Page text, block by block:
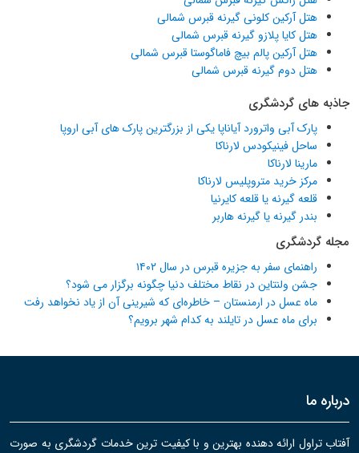
هتل آرکین کلونی گیرنه قبرس شمالی
هتل کایا پلازو گیرنه قبرس شمالی
هتل آرکین پالم بیچ فاماگوستا قبرس شمالی
هتل دوم گیرنه قبرس شمالی
جاذبه های گردشگری
پارک آبی واترورد آیاناپا یکی از بزرگترین پارک های آبی اروپا
ساحل فینیکودس لارناکا
مارینا لارناکا
مرکز خرید متروپلیس لارناکا
قلعه گیرنه یا قلعه کایرنیا
بندر گیرنه یا گیرنه هاربر
مجله گردشگری
راهنمای سفر به جزیره قبرس در سال ۱۴۰۲
جشن ولنتاین در نقاط مختلف دنیا چگونه برگزار می شود؟
ماه عسل در ارمنستان – خاطره‌ای که شیرینی آن از یاد نخواهد رفت
برای ماه عسل در تایلند به کدام شهر برویم؟
درباره ما
آفتاب تراول ارائه دهنده بهترین و با کیفیت ترین خدمات گردشگری به صورت